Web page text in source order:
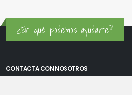
¿En qué podemos ayudarte?
CONTACTA CON NOSOTROS